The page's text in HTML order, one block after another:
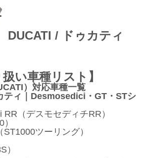
DUCATI / ドゥカティ
扱い車種リスト】
）対応車種一覧
ティ｜Desmosedici・GT・STシ
（デスモセディチRR）
ツーリング）
）